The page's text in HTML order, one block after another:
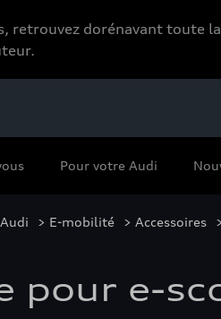
retrouvez dorénavant toute
Pour votre Audi
> E-mobilité > Accessoires
pour e-